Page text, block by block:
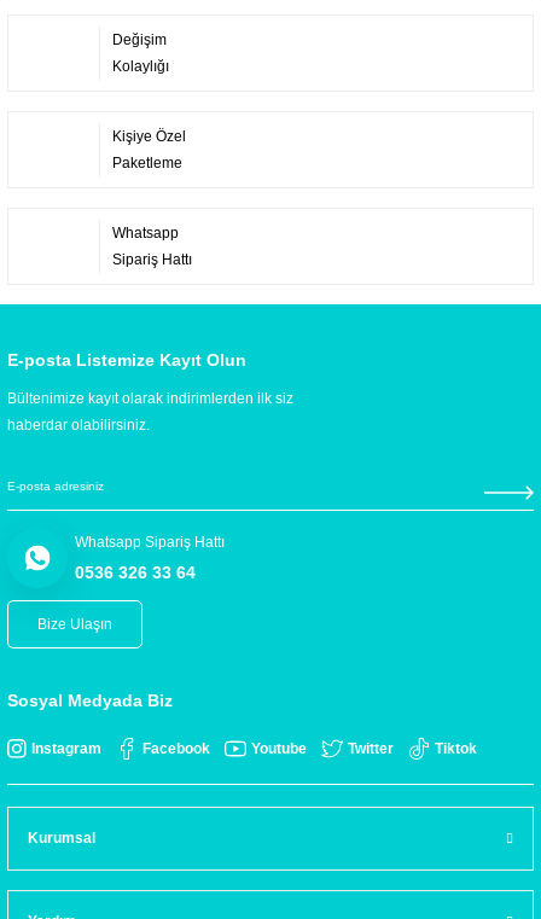
Değişim
Kolaylığı
Kişiye Özel
Paketleme
Whatsapp
Sipariş Hattı
E-posta Listemize Kayıt Olun
Bültenimize kayıt olarak indirimlerden ilk siz
haberdar olabilirsiniz.
Whatsapp Sipariş Hattı
0536 326 33 64
Bize Ulaşın
Sosyal Medyada Biz
Instagram Facebook Youtube Twitter Tiktok
Kurumsal